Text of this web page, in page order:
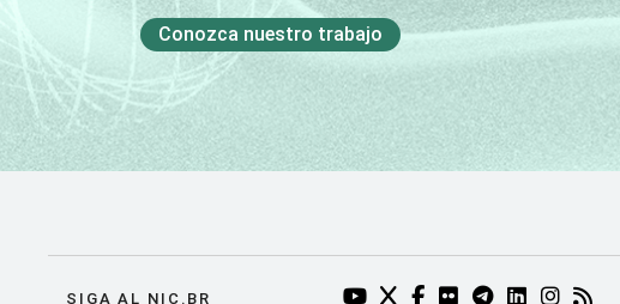
Conozca nuestro trabajo
SIGA AL NIC.BR YOUTUBE DO NIC.BR (ABRE
TWITTER DO NIC.BR
FACEBOOK DO NIC.BR
FLICKR DO NIC.BR
TELEGRAM DO
LINKEDINRSS